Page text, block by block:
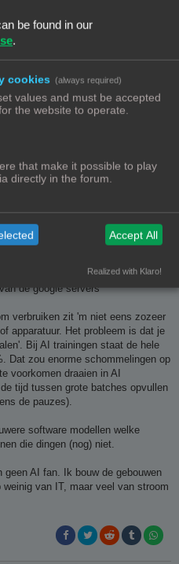
nu beredeneerd. Je weet misschien
en de klimaatdoelstellingen, is
te verdiepen
kleine aanvulling...
van het stroom verbruik.
met avg PUE van 1.17 en lager, dat
de IT load) nog eens 17% extra
datacenters hebben MINDER
werken, maar natuurlijk
de google servers
verbruiken zit 'm niet eens zozeer
apparatuur. Het probleem is dat je
Bij AI trainingen staat de hele
Dat zou enorme schommelingen op
voorkomen draaien in AI
tijd tussen grote batches opvullen
de pauzes).
software modellen welke
die dingen (nog) niet.
geen AI fan. Ik bouw de gebouwen
van IT, maar veel van stroom
be found in our
.
cookies (always required)
values and must be accepted
the website to operate.
that make it possible to play
directly in the forum.
Accept All
Realized with Klaro!